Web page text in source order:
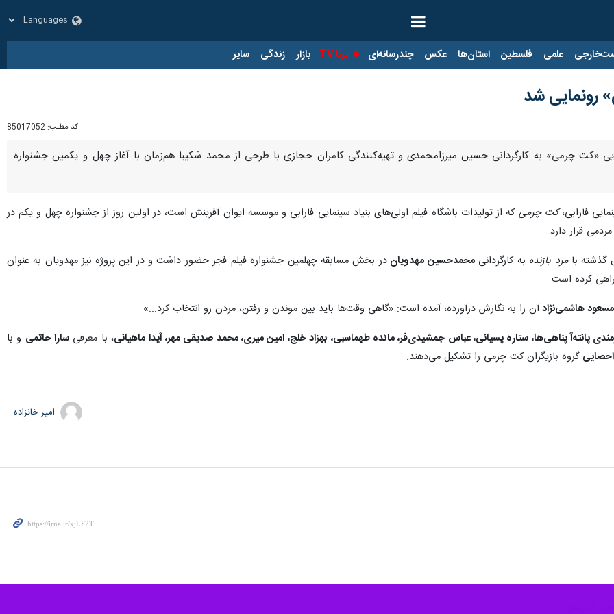
علمی فلسطین استان‌ها عکس چندرسانه‌ای ایرنا TV بازار زندگی سایر
رونمایی شد
کد مطلب: 85017052